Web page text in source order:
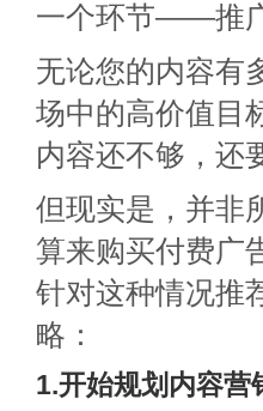
一个环节——推
无论您的内容有
场中的高价值目
内容还不够，还
但现实是，并非
算来购买付费广
针对这种情况推
略：
1.开始规划内容营